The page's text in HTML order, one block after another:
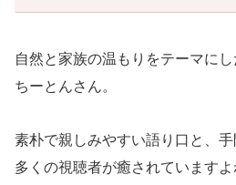
自然と家族の温もりをテーマに
ちーとんさん。
素朴で親しみやすい語り口と、
多くの視聴者が癒されていますよ